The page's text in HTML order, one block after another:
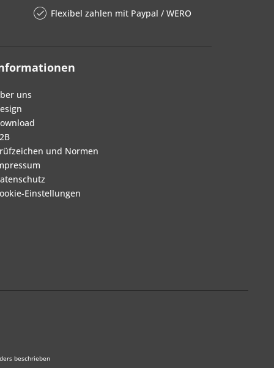
Flexibel zahlen mit Paypal / WERO
uns
und Normen
Einstellungen
beschrieben